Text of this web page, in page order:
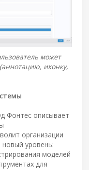
может
иконку,
Фонтес описывает
организации
уровень:
моделей
для